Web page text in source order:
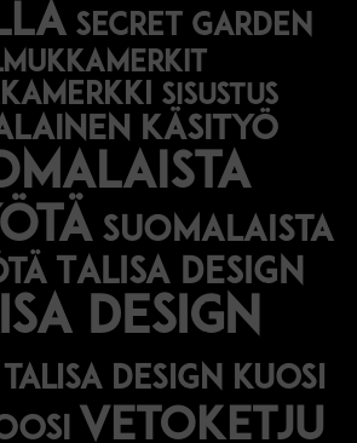
secret garden
sisustus
käsityö
suomalaista
Talisa Design
design
talisa design kuosi
vetoketju